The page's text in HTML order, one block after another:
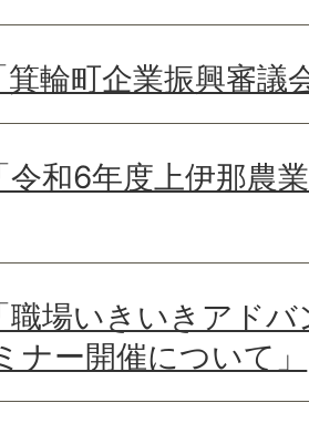
箕輪町企業振興審議
令和6年度上伊那農
職場いきいきアド
ナー開催について」